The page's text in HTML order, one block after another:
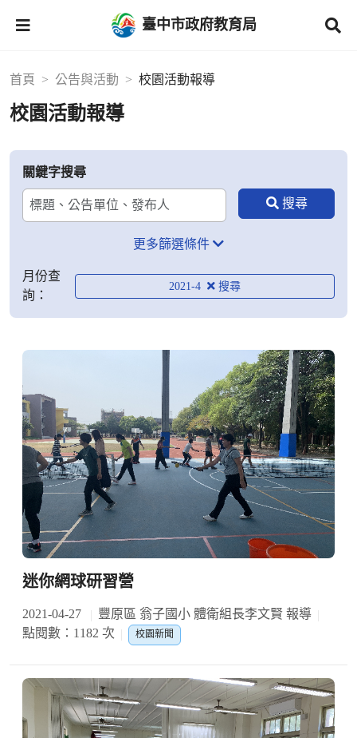
臺中市政府教育局
首頁 公告與活動 校園活動報導
校園活動報導
關鍵字搜尋
更多篩選條件
月份查
詢：
2021-4
迷你網球研習營
2021-04-27
豐原區 翁子國小 體衛組長李文賢 報導
點閱數：1182 次
校園新聞